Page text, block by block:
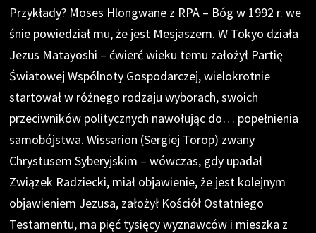
Przykłady? Moses Hlongwane z RPA – Bóg w 1992 r. we
śnie powiedział mu, że jest Mesjaszem. W Tokyo działa
Jezus Matayoshi – ćwierć wieku temu założył Partię
Światowej Wspólnoty Gospodarczej, wielokrotnie
startował w różnego rodzaju wyborach, swoich
przeciwników politycznych nawołując do… popełnienia
samobójstwa. Wissarion (Sergiej Torop) zwany
Chrystusem Syberyjskim – wówczas, gdy upadał
Związek Radziecki, miał objawienie, że jest kolejnym
objawieniem Jezusa, założył Kościół Ostatniego
Testamentu, ma pięć tysięcy wyznawców i mieszka z